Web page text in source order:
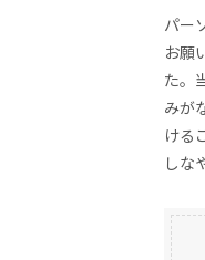
パー
お願
た。
みが
ける
しな